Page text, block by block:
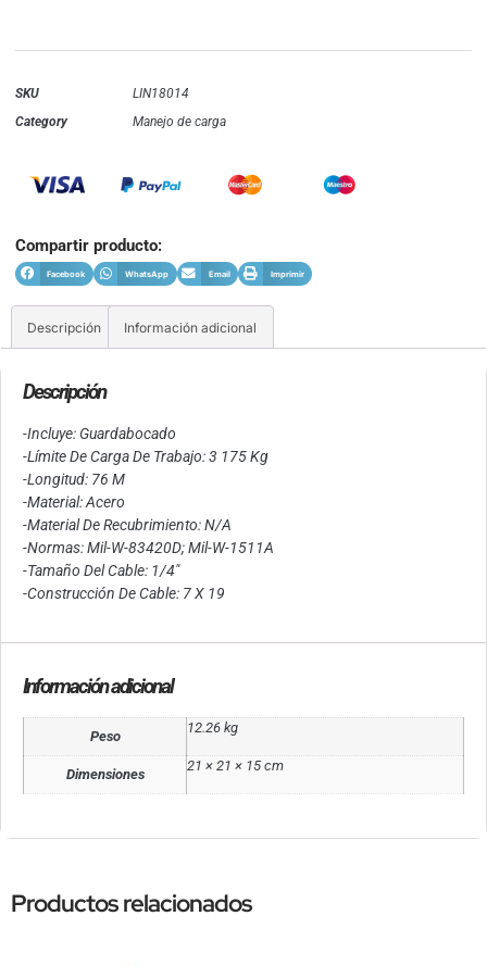
SKU
LIN18014
Category
Manejo de carga
Compartir producto:
Facebook WhatsApp Email Imprimir
Descripción Información adicional
Descripción
-Incluye: Guardabocado
-Límite De Carga De Trabajo: 3 175 Kg
-Longitud: 76 M
-Material: Acero
-Material De Recubrimiento: N/A
-Normas: Mil-W-83420D; Mil-W-1511A
-Tamaño Del Cable: 1/4″
-Construcción De Cable: 7 X 19
Información adicional
Peso
12.26 kg
Dimensiones
21 × 21 × 15 cm
Productos relacionados